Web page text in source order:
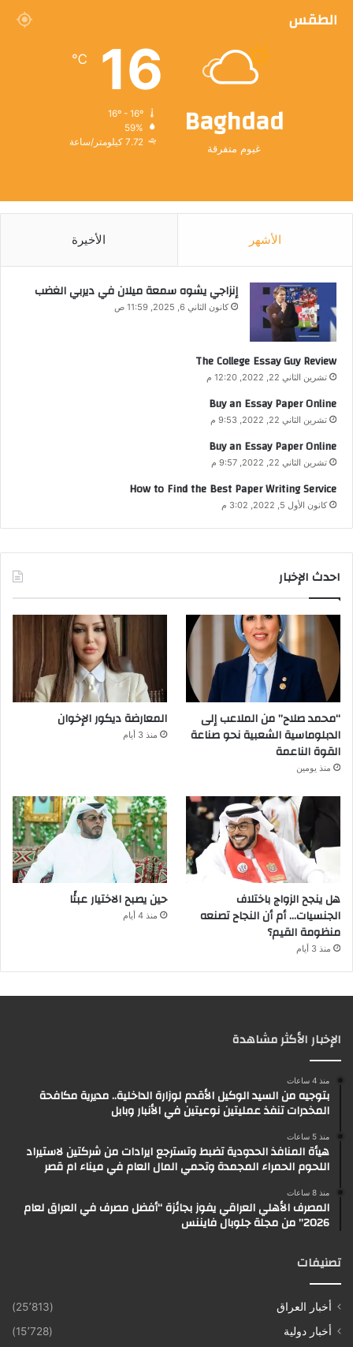
الطقس
Baghdad
غيوم متفرقة
16
℃
59%
7.72 كيلومتر/ساعة
الأشهر الأخيرة
إنزاجي يشوه سمعة ميلان في ديربي الغضب
كانون الثاني 6, 2025, 11:59 ص
The College Essay Guy Review
تشرين الثاني 22, 2022, 12:20 م
Buy an Essay Paper Online
تشرين الثاني 22, 2022, 9:53 م
Buy an Essay Paper Online
تشرين الثاني 22, 2022, 9:57 م
How to Find the Best Paper Writing Service
كانون الأول 5, 2022, 3:02 م
احدث الإخبار
“محمد صلاح” من الملاعب إلى
الدبلوماسية الشعبية نحو صناعة
القوة الناعمة
منذ يومين
المعارضة ديكور الإخوان
منذ 3 أيام
هل ينجح الزواج باختلاف
الجنسيات… أم أن النجاح تصنعه
منظومة القيم؟
منذ 3 أيام
حين يصبح الاختيار عبئًا
منذ 4 أيام
الإخبار الأكثر مشاهدة
منذ 4 ساعات
بتوجيه من السيد الوكيل الأقدم لوزارة الداخلية.. مديرية مكافحة
المخدرات تنفذ عمليتين نوعيتين في الأنبار وبابل
منذ 5 ساعات
هيأة المنافذ الحدودية تضبط وتسترجع ايرادات من شركتين لاستيراد
اللحوم الحمراء المجمدة وتحمي المال العام في ميناء ام قصر
منذ 8 ساعات
المصرف الأهلي العراقي يفوز بجائزة “أفضل مصرف في العراق لعام
2026” من مجلة جلوبال فايننس
تصنيفات
أخبار العراق
(25٬813)
أخبار دولية
(15٬728)